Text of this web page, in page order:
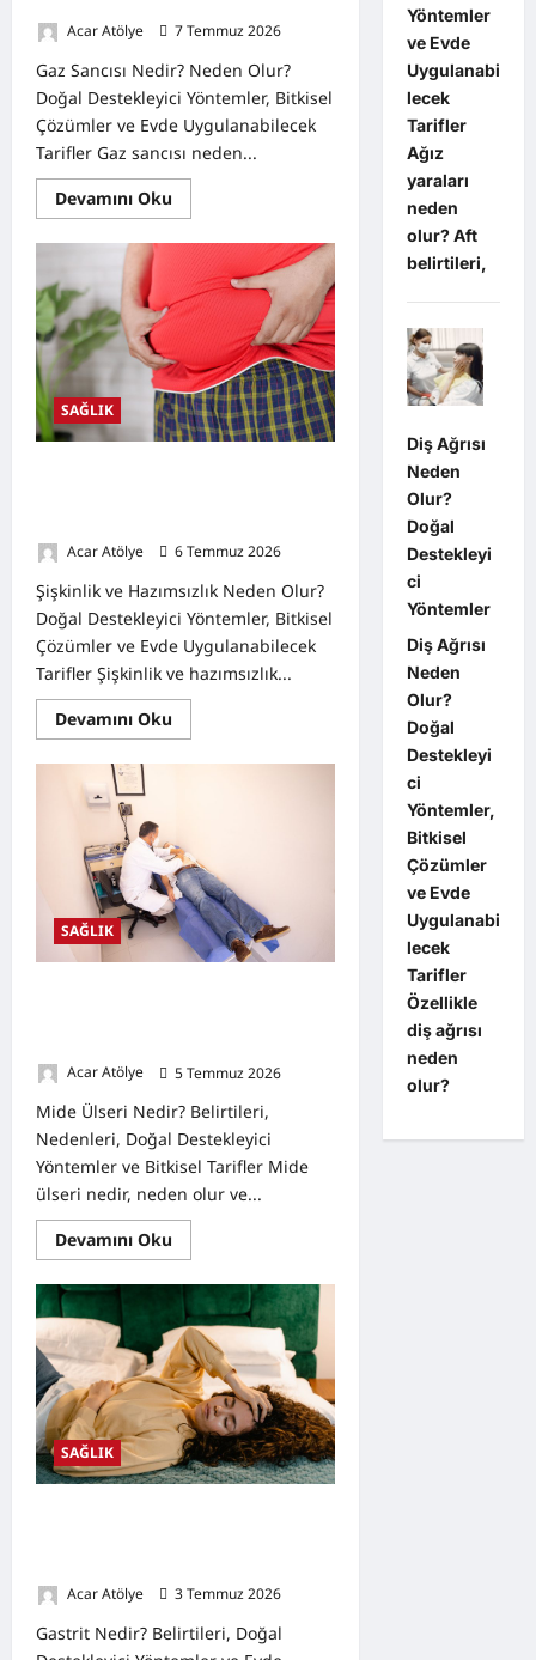
Acar Atölye
7 Temmuz 2026
Gaz Sancısı Nedir? Neden Olur?
Doğal Destekleyici Yöntemler, Bitkisel
Çözümler ve Evde Uygulanabilecek
Tarifler Gaz sancısı neden...
Devamını Oku
more
Gaz
Nedir?
Neden
Olur?
Destekleyici
Yöntemler,
SAĞLIK
Acar Atölye
6 Temmuz 2026
Şişkinlik ve Hazımsızlık Neden Olur?
Doğal Destekleyici Yöntemler, Bitkisel
Çözümler ve Evde Uygulanabilecek
Tarifler Şişkinlik ve hazımsızlık...
Devamını Oku
more
Şişkinlik
Doğal
Destekleyici
Yöntemler,
Bitkisel
Çözümler
SAĞLIK
Acar Atölye
5 Temmuz 2026
Mide Ülseri Nedir? Belirtileri,
Nedenleri, Doğal Destekleyici
Yöntemler ve Bitkisel Tarifler Mide
ülseri nedir, neden olur ve...
Devamını Oku
more
Mide
Ülseri
Nedir?
Belirtileri,
Nedenleri,
Doğal
Destekleyici
Yöntemler
ve
Bitkisel
Tarifler
SAĞLIK
Acar Atölye
3 Temmuz 2026
Gastrit Nedir? Belirtileri, Doğal
Yöntemler
ve Evde
Uygulanabi
lecek
Tarifler
Ağız
yaraları
neden
olur? Aft
belirtileri,
Diş Ağrısı
Neden
Olur?
Doğal
Destekleyi
ci
Yöntemler
Diş Ağrısı
Neden
Olur?
Doğal
Destekleyi
ci
Yöntemler,
Bitkisel
Çözümler
ve Evde
Uygulanabi
lecek
Tarifler
Özellikle
diş ağrısı
neden
olur?